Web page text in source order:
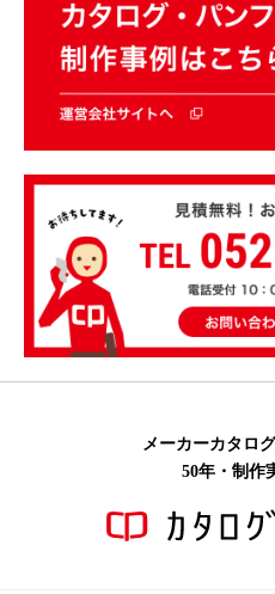
メーカーカタロ
50年・制作